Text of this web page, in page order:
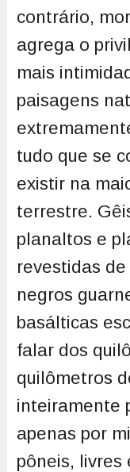
contrário,
agrega o
mais
paisagens
tudo que se
existir na
terrestre.
planaltos e
revestidas
negros
basálticas
falar dos
quilômetros
inteiramente
apenas por
pôneis, livres